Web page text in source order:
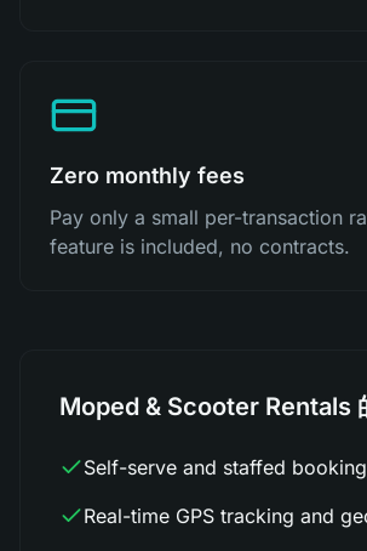
Zero monthly fees
Pay only a small per-transaction
feature is included, no contracts.
Moped & Scooter Rentals
Self-serve and staffed booking
Real-time GPS tracking and